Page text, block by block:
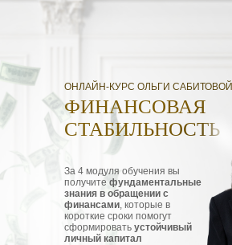
ОНЛАЙН-КУРС ОЛЬГИ САБИТОВОЙ
За 4 модуля обучения вы
получите фундаментальные
знания в обращении с
финансами, которые в
короткие сроки помогут
сформировать устойчивый
личный капитал
ФИНАНСОВАЯ
СТАБИЛЬНОСТЬ